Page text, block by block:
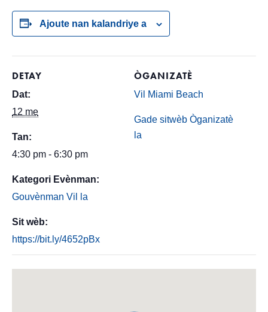
Ajoute nan kalandriye a
DETAY
Dat:
12 me
Tan:
4:30 pm - 6:30 pm
Kategori Evènman:
Gouvènman Vil la
Sit wèb:
https://bit.ly/4652pBx
ÒGANIZATÈ
Vil Miami Beach
Gade sitwèb Òganizatè
la